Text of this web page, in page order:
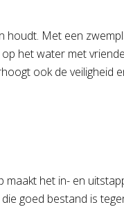
houdt. Met een
het water met
ook de veiligheid
het in- en
goed bestand is